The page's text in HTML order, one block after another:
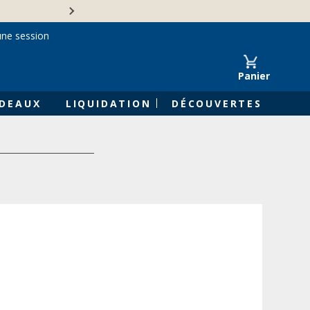
Panier
LIQUIDATION DÉCOUVERTES
session